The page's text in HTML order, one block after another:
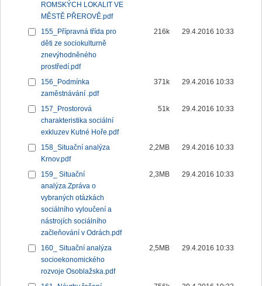
ROMSKÝCH LOKALIT VE
MĚSTĚ PŘEROVĚ.pdf
155_Přípravná třída pro
děti ze sociokulturně
znevýhodněného
prostředí.pdf
216k 29.4.2016 10:33
156_Podmínka
zaměstnávání .pdf
371k 29.4.2016 10:33
157_Prostorová
charakteristika sociální
exkluzev Kutné Hoře.pdf
51k 29.4.2016 10:33
158_Situační analýza
Krnov.pdf
2,2MB 29.4.2016 10:33
159_ Situační
analýza.Zpráva o
vybraných otázkách
sociálního vyloučení a
nástrojích sociálního
začleňování v Odrách.pdf
2,3MB 29.4.2016 10:33
160_ Situační analýza
socioekonomického
rozvoje Osoblažska.pdf
2,5MB 29.4.2016 10:33